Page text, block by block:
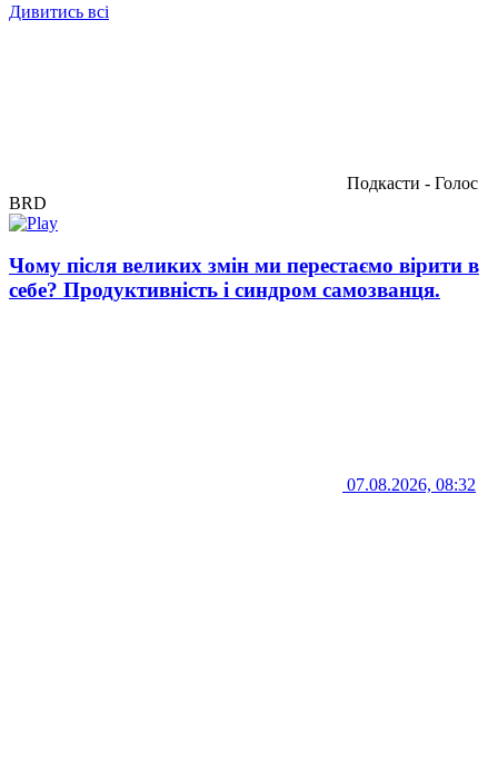
Дивитись всі
Подкасти - Голос
BRD
Чому після великих змін ми перестаємо вірити в
себе? Продуктивність і синдром самозванця.
07.08.2026, 08:32